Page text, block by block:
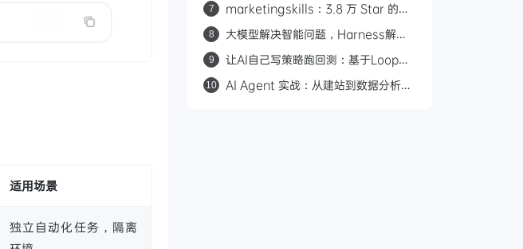
适用场景
独立自动化任务，隔离
7
marketingskills：3.8 万 Star 的开
专家大脑
8
大模型解决智能问题，Harness解决
9
让AI自己写策略跑回测：基于Loop
10
AI Agent 实战：从建站到数据分析，